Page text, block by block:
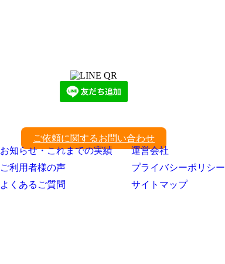
ご依頼に関するお問い合わせ
お知らせ・これまでの実績
ご利用者様の声
よくあるご質問
運営会社
プライバシーポリシー
サイトマップ